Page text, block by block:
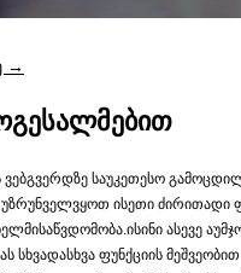
→
ვებგვერდზე საუკეთესო
ისეთი ძირითადი
ასევე
სხვადასხვა ფუნქციის